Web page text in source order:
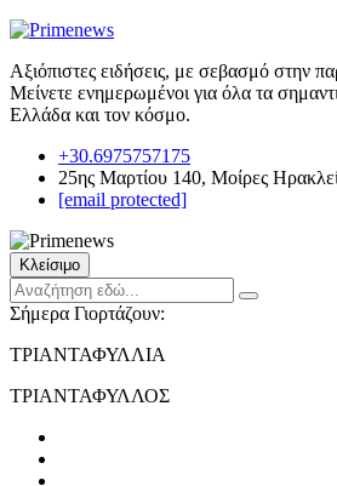
Αξιόπιστες ειδήσεις, με σεβασμό στην
Μείνετε ενημερωμένοι για όλα τα
Ελλάδα και τον κόσμο.
+30.6975757175
25ης Μαρτίου 140, Μοίρες
[email protected]
Κλείσιμο
Σήμερα Γιορτάζουν:
ΤΡΙΑΝΤΑΦΥΛΛΙΑ
ΤΡΙΑΝΤΑΦΥΛΛΟΣ